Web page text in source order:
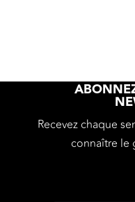
Recevez chaque
connaître le